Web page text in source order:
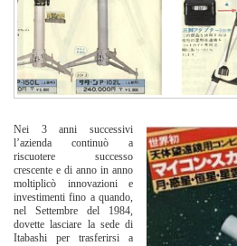
Nei 3 anni successivi
l’azienda continuò a
riscuotere successo
crescente e di anno in anno
moltiplicò innovazioni e
investimenti fino a quando,
nel Settembre del 1984,
dovette lasciare la sede di
Itabashi per trasferirsi a